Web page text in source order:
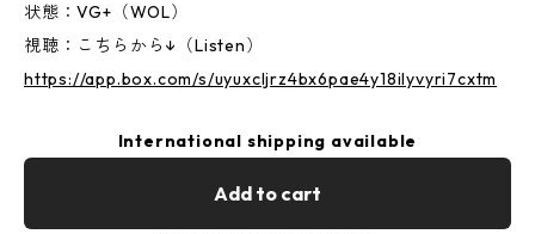
状態：VG+（WOL）
視聴：こちらから↓（Listen）
https://app.box.com/s/uyuxcljrz4bx6pae4y18ilyvyri7cxtm
International shipping available
Add to cart